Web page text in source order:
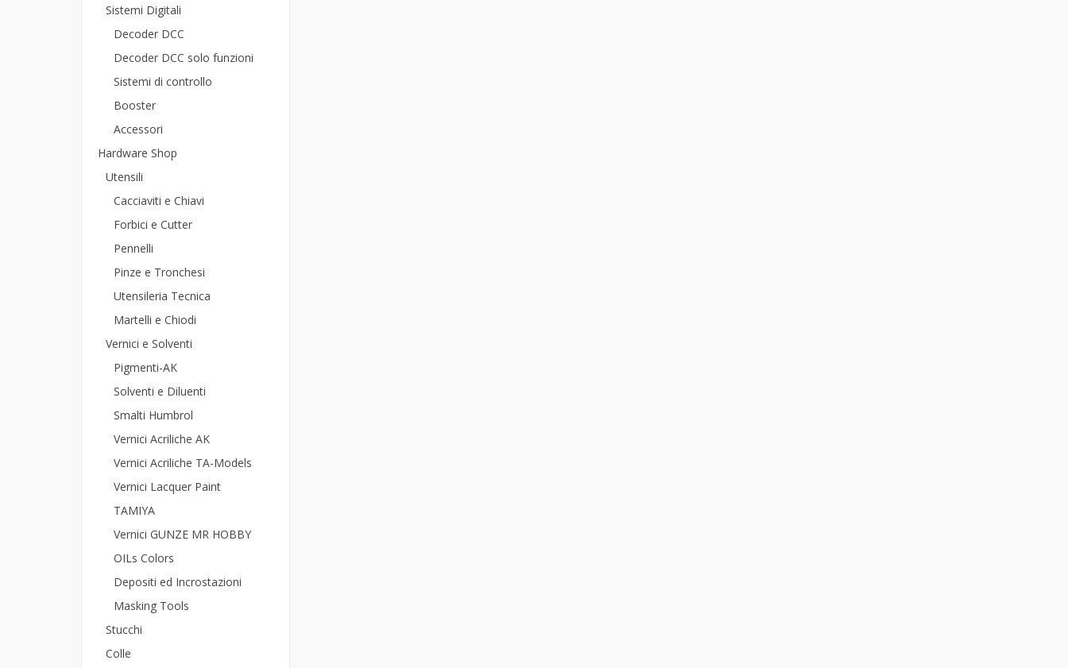
Sistemi Digitali
Decoder DCC
Decoder DCC solo funzioni
Sistemi di controllo
Booster
Accessori
Hardware Shop
Utensili
Cacciaviti e Chiavi
Forbici e Cutter
Pennelli
Pinze e Tronchesi
Utensileria Tecnica
Martelli e Chiodi
Vernici e Solventi
Pigmenti-AK
Solventi e Diluenti
Smalti Humbrol
Vernici Acriliche AK
Vernici Acriliche TA-Models
Vernici Lacquer Paint
TAMIYA
Vernici GUNZE MR HOBBY
OILs Colors
Depositi ed Incrostazioni
Masking Tools
Stucchi
Colle